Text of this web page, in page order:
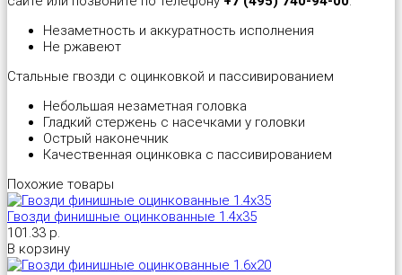
Распорный дюбель с потолочным крюком SX “Wkret-met”
Распорный дюбель с простым крюком PX “Wkret-met”
Распорный дюбель тип S (Ус)
Распорный дюбель тип К (Ёж)
Распорный дюбель трехстороннего распора KPX «Wkret-met»
Складной пружинный дюбель
Скользящая опора для стропил
Угловой соединитель
Уголок крепежный равносторонний (KUR)
Уголок рамный
Узкий уголок (KW)
Тонкогубцы "Targ German type"
Топор со стеклопластиковой ручкой "Strike"
Уровень плиточника "Metric Tiler"
Шпатель резиновый белый
Шпатель фасадный нержавеющий
Шпатель фасадный нержавеющий, зубчатый 6х6мм
Незаметность и аккуратность исполнения
Не ржавеют
Стальные гвозди с оцинковкой и пассивированием
Небольшая незаметная головка
Гладкий стержень с насечками у головки
Острый наконечник
Качественная оцинковка с пассивированием
Похожие товары
Гвозди финишные оцинкованные 1.4х35
101.33 р.
В корзину